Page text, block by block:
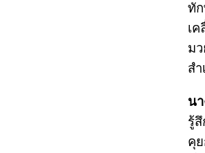
ทัก
เ
ม
ส
น
รู้
คุ